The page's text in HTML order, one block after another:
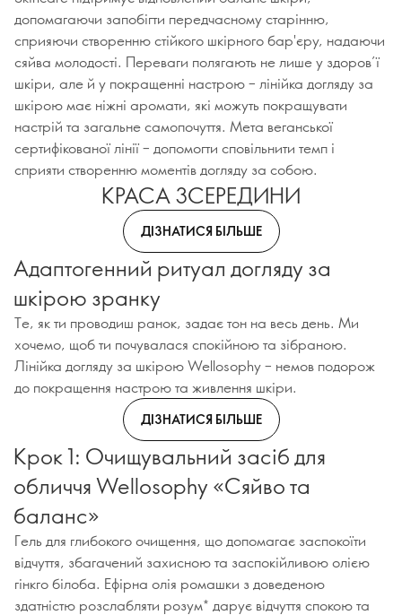
допомагаючи запобігти передчасному старінню,
сприяючи створенню стійкого шкірного бар'єру, надаючи
сяйва молодості. Переваги полягають не лише у здоров’ї
шкіри, але й у покращенні настрою – лінійка догляду за
шкірою має ніжні аромати, які можуть покращувати
настрій та загальне самопочуття. Мета веганської
сертифікованої лінії – допомогти сповільнити темп і
сприяти створенню моментів догляду за собою.
КРАСА ЗСЕРЕДИНИ
ДІЗНАТИСЯ БІЛЬШЕ
Адаптогенний ритуал догляду за
шкірою зранку
Те, як ти проводиш ранок, задає тон на весь день. Ми
хочемо, щоб ти почувалася спокійною та зібраною.
Лінійка догляду за шкірою Wellosophy – немов подорож
до покращення настрою та живлення шкіри.
ДІЗНАТИСЯ БІЛЬШЕ
Крок 1: Очищувальний засіб для
обличчя Wellosophy «Сяйво та
баланс»
Гель для глибокого очищення, що допомагає заспокоїти
відчуття, збагачений захисною та заспокійливою олією
гінкго білоба. Ефірна олія ромашки з доведеною
здатністю розслабляти розум* дарує відчуття спокою та